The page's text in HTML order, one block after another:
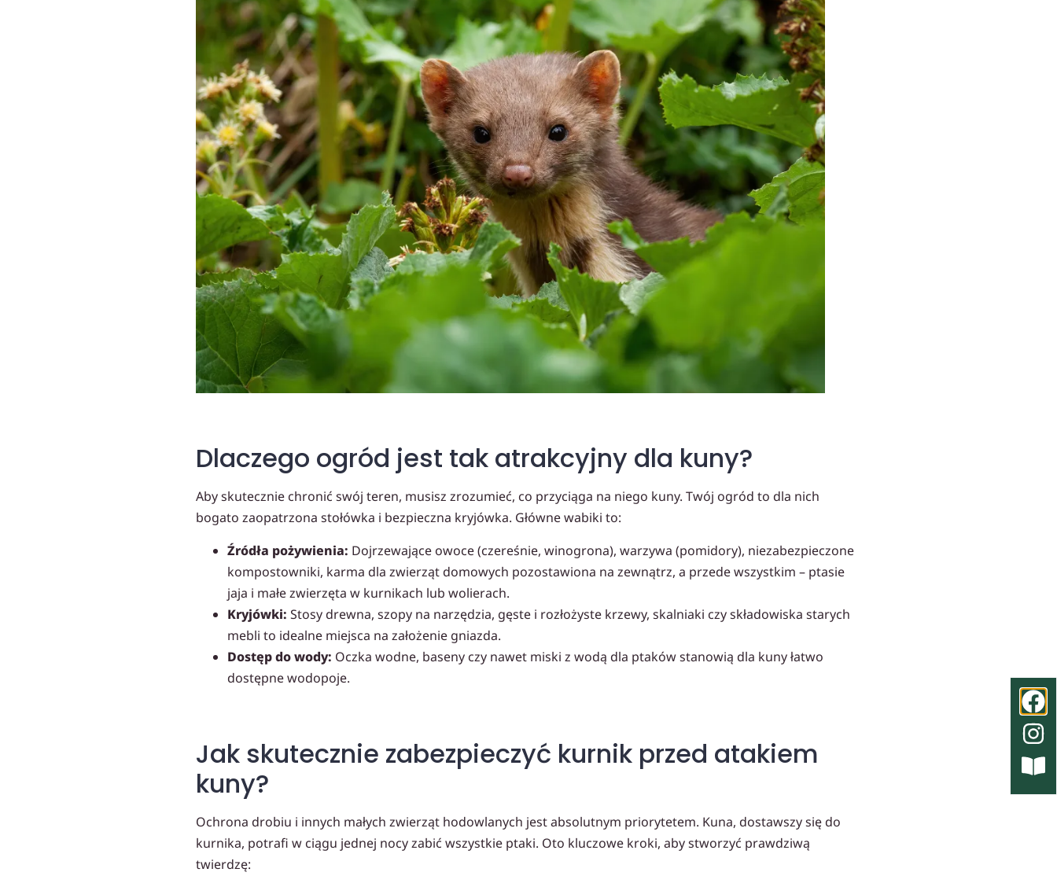
Dlaczego ogród jest tak atrakcyjny dla kuny?
Aby skutecznie chronić swój teren, musisz zrozumieć, co przyciąga na niego kuny. Twój ogród to dla nich
bogato zaopatrzona stołówka i bezpieczna kryjówka. Główne wabiki to:
Źródła pożywienia: Dojrzewające owoce (czereśnie, winogrona), warzywa (pomidory), niezabezpieczone
kompostowniki, karma dla zwierząt domowych pozostawiona na zewnątrz, a przede wszystkim – ptasie
jaja i małe zwierzęta w kurnikach lub wolierach.
Kryjówki: Stosy drewna, szopy na narzędzia, gęste i rozłożyste krzewy, skalniaki czy składowiska starych
mebli to idealne miejsca na założenie gniazda.
Dostęp do wody: Oczka wodne, baseny czy nawet miski z wodą dla ptaków stanowią dla kuny łatwo
dostępne wodopoje.
Jak skutecznie zabezpieczyć kurnik przed atakiem
kuny?
Ochrona drobiu i innych małych zwierząt hodowlanych jest absolutnym priorytetem. Kuna, dostawszy się do
kurnika, potrafi w ciągu jednej nocy zabić wszystkie ptaki. Oto kluczowe kroki, aby stworzyć prawdziwą
twierdzę: